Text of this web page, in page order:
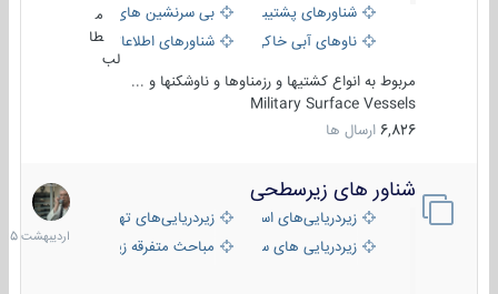
شناورهای پشتیبانی
بی سرنشین های دریایی
ناوهای آبی خاکی و نیروبرشناورهای اطلاعاتی و جاسوسی
طا
لب
مربوط به انواع کشتیها و رزمناوها و ناوشکنها و ...
Military Surface Vessels
6,826 ارسال ها
شناور های زیرسطحی
زیردریایی‌های استراتژیکزیردریایی‌های تهاجمی
زیردریایی های سبک
مباحث متفرقه زیرسطحی
31
1405